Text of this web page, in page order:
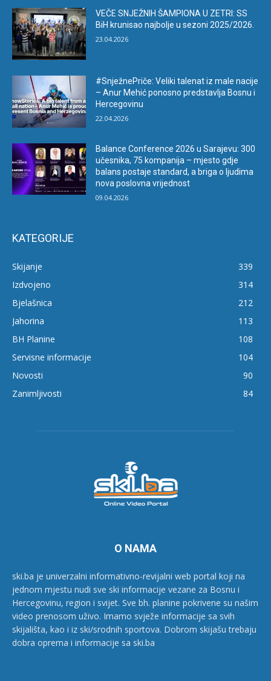
VEČE SNJEŽNIH ŠAMPIONA U ZETRI: SS
BiH krunisao najbolje u sezoni 2025/2026.
23.04.2026
#SnježnePriče: Veliki talenat iz male nacije
– Anur Mehić ponosno predstavlja Bosnu i
Hercegovinu
22.04.2026
Balance Conference 2026 u Sarajevu: 300
učesnika, 75 kompanija – mjesto gdje
balans postaje standard, a briga o ljudima
nova poslovna vrijednost
09.04.2026
KATEGORIJE
Skijanje
339
Izdvojeno
314
Bjelašnica
212
Jahorina
113
BH Planine
108
Servisne informacije
104
Novosti
90
Zanimljivosti
84
O NAMA
ski.ba je univerzalni informativno-revijalni web portal koji na
jednom mjestu nudi sve ski informacije vezane za Bosnu i
Hercegovinu, region i svijet. Sve bh. planine pokrivene su našim
video prenosom uživo. Imamo svježe informacije sa svih
skijališta, kao i iz ski/srodnih sportova. Dobrom skijašu trebaju
dobra oprema i informacije sa ski.ba